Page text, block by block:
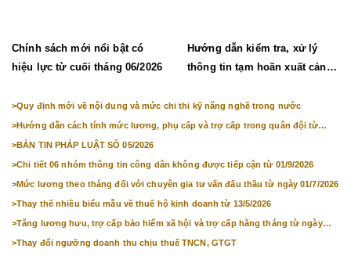
Chính sách mới nổi bật có
hiệu lực từ cuối tháng 06/2026
Hướng dẫn kiểm tra, xử lý
thông tin tạm hoãn xuất cảnh,
>Quy định mới về nội dung và mức chi thi kỹ năng nghề trong nước
>Hướng dẫn cách tính mức lương, phụ cấp và trợ cấp trong quân đội từ
>BẢN TIN PHÁP LUẬT SỐ 05/2026
>Chi tiết 06 nhóm thông tin công dân không được tiếp cận từ 01/9/2026
>Mức lương theo tháng đối với chuyên gia tư vấn đấu thầu từ ngày 01/7/2026
>Thay thế nhiều biểu mẫu về thuế hộ kinh doanh từ 13/5/2026
>Tăng lương hưu, trợ cấp bảo hiểm xã hội và trợ cấp hằng tháng từ ngày
>Thay đổi ngưỡng doanh thu chịu thuế TNCN, GTGT